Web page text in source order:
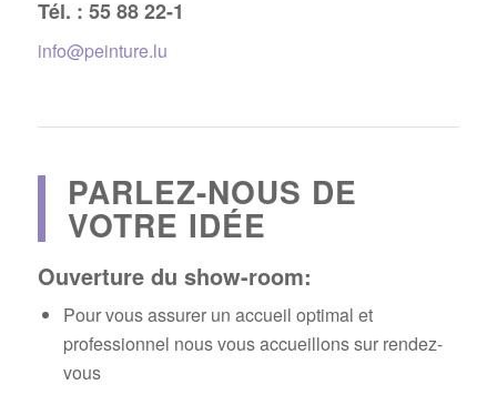
Tél. : 55 88 22-1
info@peinture.lu
PARLEZ-NOUS DE
VOTRE IDÉE
Ouverture du show-room:
Pour vous assurer un accueil optimal et
professionnel nous vous accueillons sur rendez-
vous